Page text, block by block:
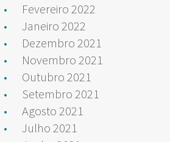
Fevereiro 2022
Janeiro 2022
Dezembro 2021
Novembro 2021
Outubro 2021
Setembro 2021
Agosto 2021
Julho 2021